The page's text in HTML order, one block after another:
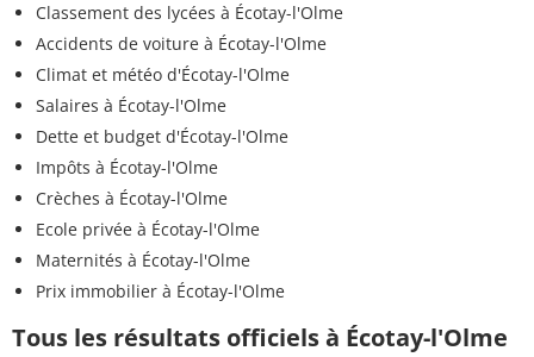
Classement des lycées à Écotay-l'Olme
Accidents de voiture à Écotay-l'Olme
Climat et météo d'Écotay-l'Olme
Salaires à Écotay-l'Olme
Dette et budget d'Écotay-l'Olme
Impôts à Écotay-l'Olme
Crèches à Écotay-l'Olme
Ecole privée à Écotay-l'Olme
Maternités à Écotay-l'Olme
Prix immobilier à Écotay-l'Olme
Tous les résultats officiels à Écotay-l'Olme